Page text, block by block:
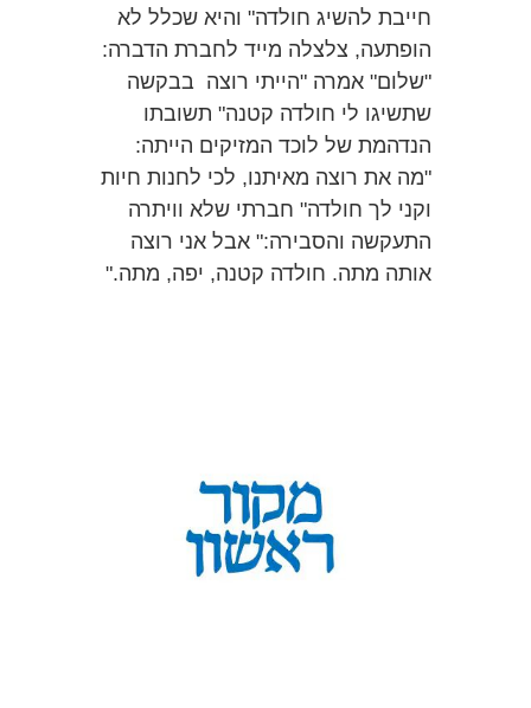
חייבת להשיג חולדה" והיא שכלל לא
הופתעה, צלצלה מייד לחברת הדברה:
"שלום" אמרה "הייתי רוצה בבקשה
שתשיגו לי חולדה קטנה" תשובתו
הנדהמת של לוכד המזיקים הייתה:
"מה את רוצה מאיתנו, לכי לחנות חיות
וקני לך חולדה" חברתי שלא וויתרה
התעקשה והסבירה:" אבל אני רוצה
אותה מתה. חולדה קטנה, יפה, מתה."